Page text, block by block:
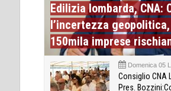
Edilizia lombarda, CNA:
l’incertezza
150mila imprese
Domenica 05
Consiglio CNA
Pres.